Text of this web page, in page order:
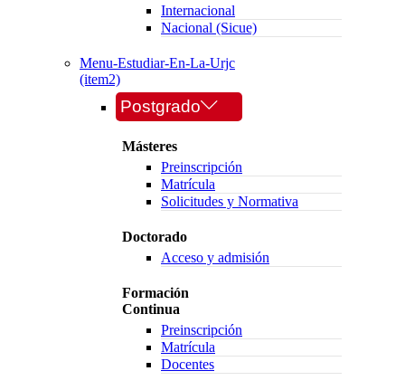
Internacional
Nacional (Sicue)
Menu-Estudiar-En-La-Urjc
(item2)
Postgrado
Másteres
Preinscripción
Matrícula
Solicitudes y Normativa
Doctorado
Acceso y admisión
Formación
Continua
Preinscripción
Matrícula
Docentes